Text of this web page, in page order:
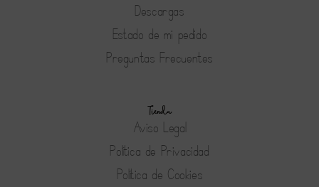
Descargas
Estado de mi pedido
Preguntas Frecuentes
Tienda
Aviso Legal
Política de Privacidad
Política de Cookies